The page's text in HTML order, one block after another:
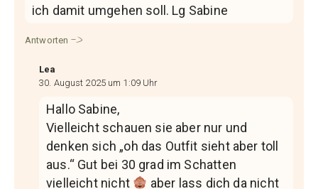
ich damit umgehen soll. Lg Sabine
Antworten
Lea
30. August 2025 um 1:09 Uhr
Hallo Sabine,
Vielleicht schauen sie aber nur und
denken sich „oh das Outfit sieht aber toll
aus.“ Gut bei 30 grad im Schatten
vielleicht nicht
aber lass dich da nicht